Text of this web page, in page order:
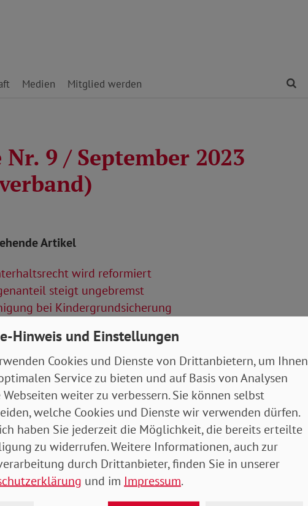
Medien Mitglied werden
Nr. 9 / September 2023
Artikel
wird reformiert
steigt ungebremst
bei Kindergrundsicherung
September 2023 (Bundesteil)- 5 MB
Hinweis und Einstellungen
Cookies und Dienste von Drittanbietern, um Ihnen
Service zu bieten und auf Basis von Analysen
Webseiten weiter zu verbessern. Sie können selbst
welche Cookies und Dienste wir verwenden dürfen.
haben Sie jederzeit die Möglichkeit, die bereits erteilte
zu widerrufen. Weitere Informationen, auch zur
durch Drittanbieter, finden Sie in unserer
und im Impressum.